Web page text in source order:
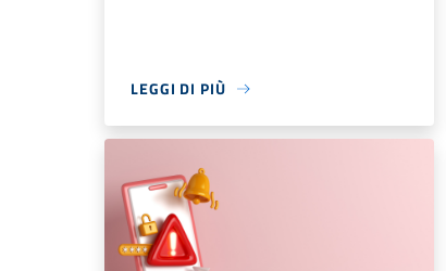
LEGGI DI PIÙ